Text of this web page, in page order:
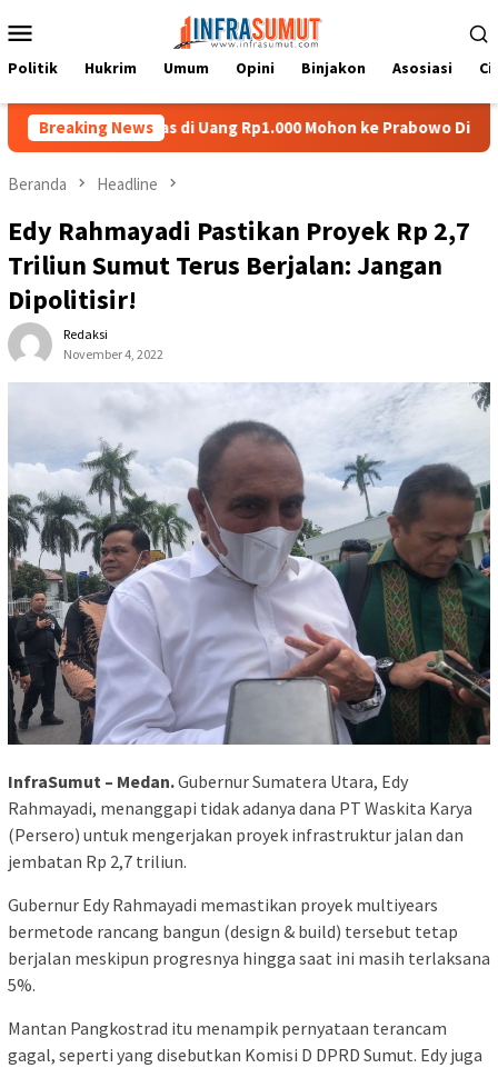
ke
Mobile
Politik Hukrim Umum Opini Binjakon Asosiasi
Breaking News
Nias di Uang Rp1.000 Mohon ke Prabowo Diundang Upacara
Beranda Headline
Edy Rahmayadi Pastikan Proyek Rp 2,7
Triliun Sumut Terus Berjalan: Jangan
Dipolitisir!
Redaksi
November 4, 2022
InfraSumut – Medan.Gubernur Sumatera Utara, Edy
Rahmayadi, menanggapi tidak adanya dana PT Waskita Karya
(Persero) untuk mengerjakan proyek infrastruktur jalan dan
jembatan Rp 2,7 triliun.
Gubernur Edy Rahmayadi memastikan proyek multiyears
bermetode rancang bangun (design & build) tersebut tetap
berjalan meskipun progresnya hingga saat ini masih terlaksana
5%.
Mantan Pangkostrad itu menampik pernyataan terancam
gagal, seperti yang disebutkan Komisi D DPRD Sumut. Edy juga